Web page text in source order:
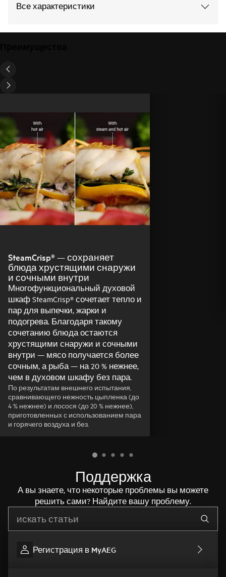
Все характеристики
SteamCrisp® — сохраняет
блюда хрустящими снаружи
и сочными внутри
Многофункциональный духовой
шкаф SteamCrisp® сочетает тепло и
пар для выпечки, жарки и
подогрева. Благодаря такому
сочетанию блюда остаются
хрустящими снаружи и сочными
внутри — мясо получается более
сочным, а рыба — на 20 % нежнее,
чем в духовом шкафу без пара.
По результатам внешнего испытания,
сравнивающего нежность цыпленка (до
4 % нежнее) и лосося (до 20 % нежнее),
приготовленных с использованием пара
и горячего воздуха и без.
Поддержка
А вы знаете, что некоторые проблемы вы можете
решить сами? Найдите вашу проблему.
Регистрация в MyAEG